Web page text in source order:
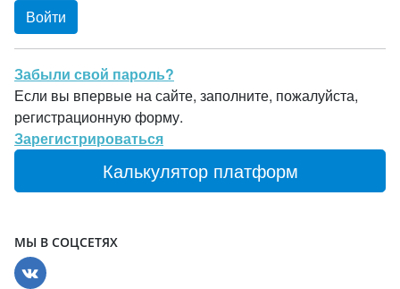
Забыли свой пароль?
Если вы впервые на сайте, заполните, пожалуйста,
регистрационную форму.
Зарегистрироваться
Калькулятор платформ
МЫ В СОЦСЕТЯХ